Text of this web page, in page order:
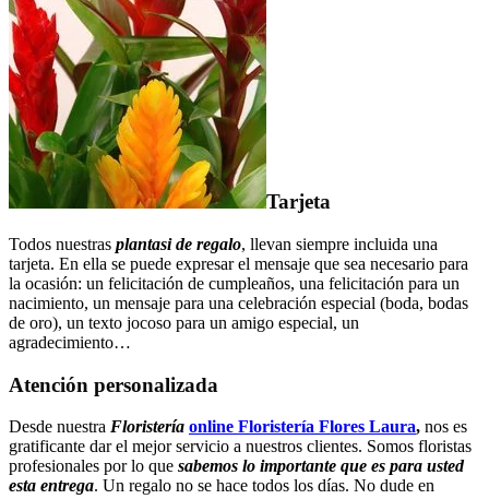
Tarjeta
Todos nuestras plantasi de regalo, llevan siempre incluida una
tarjeta. En ella se puede expresar el mensaje que sea necesario para
la ocasión: un felicitación de cumpleaños, una felicitación para un
nacimiento, un mensaje para una celebración especial (boda, bodas
de oro), un texto jocoso para un amigo especial, un
agradecimiento…
Atención personalizada
Desde nuestra Floristería online Floristería Flores Laura, nos es
gratificante dar el mejor servicio a nuestros clientes. Somos floristas
profesionales por lo que sabemos lo importante que es para usted
esta entrega. Un regalo no se hace todos los días. No dude en